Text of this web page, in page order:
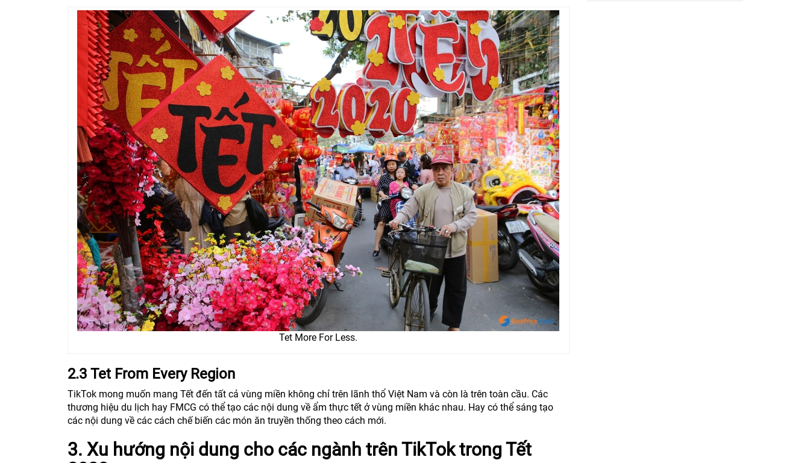
Tet More For Less.
2.3 Tet From Every Region
TikTok mong muốn mang Tết đến tất cả vùng miền không chỉ trên lãnh thổ Việt Nam và còn là trên toàn cầu. Các
thương hiệu du lịch hay FMCG có thể tạo các nội dung về ẩm thực tết ở vùng miền khác nhau. Hay có thể sáng tạo
các nội dung về các cách chế biến các món ăn truyền thống theo cách mới.
3. Xu hướng nội dung cho các ngành trên TikTok trong Tết